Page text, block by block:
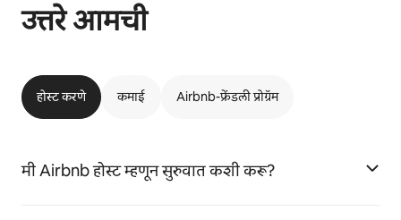
उत्तरे आमची
होस्ट करणे कमाई Airbnb-फ्रेंडली प्रोग्रॅम
मी Airbnb होस्ट म्हणून सुरुवात कशी करू?